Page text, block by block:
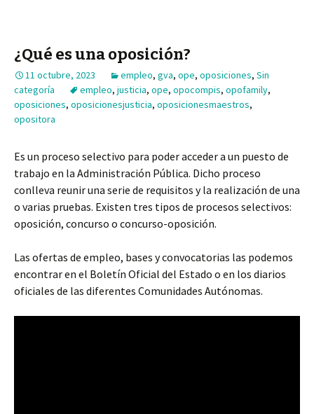
¿Qué es una oposición?
11 octubre, 2023 empleo, gva, ope, oposiciones, Sin
categoría
empleo, justicia, ope, opocompis, opofamily,
oposiciones, oposicionesjusticia, oposicionesmaestros,
opositora
Es un proceso selectivo para poder acceder a un puesto de
trabajo en la Administración Pública. Dicho proceso
conlleva reunir una serie de requisitos y la realización de una
o varias pruebas. Existen tres tipos de procesos selectivos:
oposición, concurso o concurso-oposición.
Las ofertas de empleo, bases y convocatorias las podemos
encontrar en el Boletín Oficial del Estado o en los diarios
oficiales de las diferentes Comunidades Autónomas.